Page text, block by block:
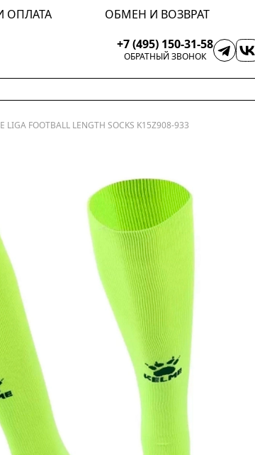
ОПЛАТА ОБМЕН И ВОЗВРАТ
+7 (495) 150-31-58
ОБРАТНЫЙ ЗВОНОК
LIGA FOOTBALL LENGTH SOCKS K15Z908-933